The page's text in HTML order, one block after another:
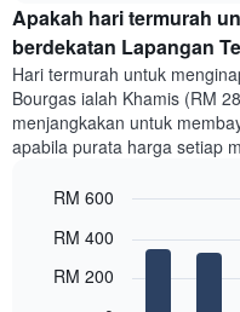
purata
bilik
setiap
bulan
Carta
mempunyai
1
memaparkan
bulan.
Carta
Apakah hari termurah
berdekatan Lapangan
Hari termurah untuk
Bourgas ialah Khamis (RM
menjangkakan untuk
apabila purata harga setiap
chart
graphic.
RM 200
RM 400
RM 600